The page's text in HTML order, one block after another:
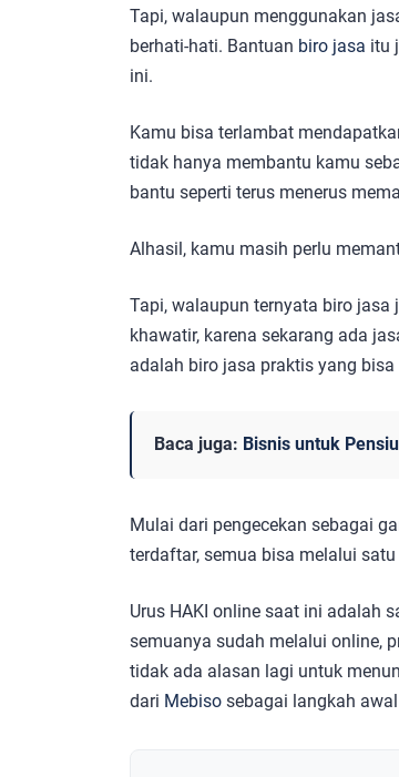
Tapi, walaupun menggunakan
berhati-hati. Bantuan biro jasa itu
ini.
Kamu bisa terlambat
tidak hanya membantu kamu
bantu seperti terus menerus
Alhasil, kamu masih perlu
Tapi, walaupun ternyata biro jasa
khawatir, karena sekarang ada
adalah biro jasa praktis yang
Baca juga: Bisnis untuk
Mulai dari pengecekan sebagai
terdaftar, semua bisa melalui
Urus HAKI online saat ini adalah
semuanya sudah melalui online,
tidak ada alasan lagi untuk
dari Mebiso sebagai langkah